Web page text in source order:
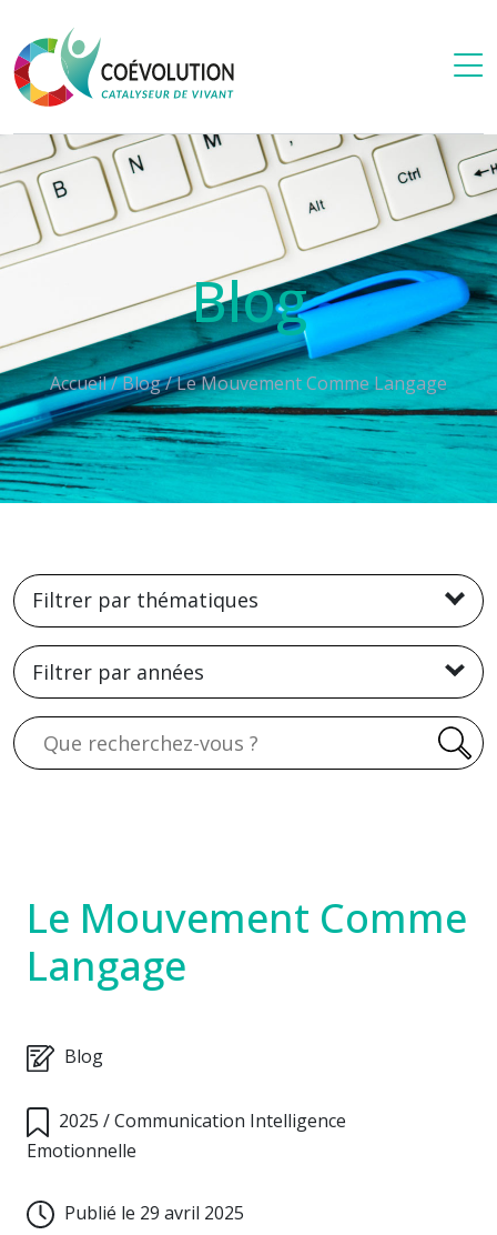
Blog
Accueil/Blog/Le Mouvement Comme Langage
Filtrer par thématiques
Filtrer par années
Le Mouvement Comme
Langage
Blog
2025 /Communication Intelligence
Emotionnelle
Publié le 29 avril 2025